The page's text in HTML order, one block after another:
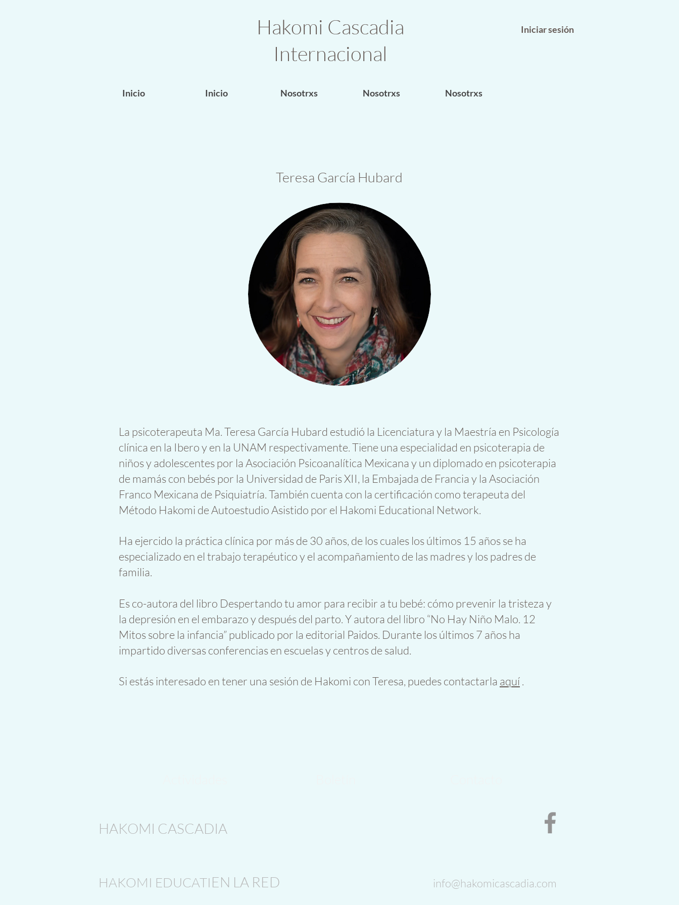
Hakomi Cascadia
Internacional
Iniciar sesión
Inicio Inicio Nosotrxs Nosotrxs Nosotrxs
Teresa García Hubard
La psicoterapeuta Ma. Teresa García Hubard estudió la Licenciatura y la Maestría en Psicología
clínica en la Ibero y en la UNAM respectivamente.Tiene una especialidad en psicoterapia de
niños y adolescentes por la Asociación Psicoanalítica Mexicana y un diplomado en psicoterapia
de mamás con bebés por la Universidad de Paris XII, la Embajada de Francia y la Asociación
Franco Mexicana de Psiquiatría. También cuenta con la certificación como terapeuta del
Método Hakomi de Autoestudio Asistido por el Hakomi Educational Network.
Ha ejercido la práctica clínica por más de 30 años, de los cuales los últimos 15 años se ha
especializado en el trabajo terapéutico y el acompañamiento de las madres y los padres de
familia.
Es co-autora del libro Despertando tu amor para recibir a tu bebé: cómo prevenir la tristeza y
la depresión en el embarazo y después del parto. Y autora del libro “No Hay Niño Malo. 12
Mitos sobre la infancia” publicado por la editorial Paidos. Durante los últimos 7 años ha
impartido diversas conferencias en escuelas y centros de salud.
Si estás interesado en tener una sesión de Hakomi con Teresa, puedes contactarla aquí.
HAKOMI CASCADIA
HAKOMI EDUCATIEN LA RED info@hakomicascadia.com